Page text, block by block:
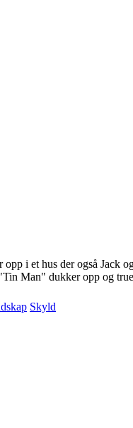
i et hus der også Jack
Man" dukker opp og
Skyld